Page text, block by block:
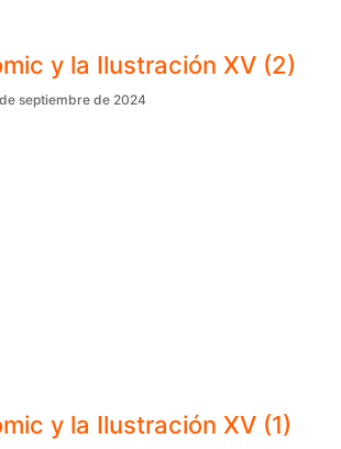
y la Ilustración XV (2)
septiembre de 2024
y la Ilustración XV (1)